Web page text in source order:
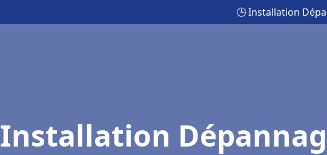
🕒 Installation
Installation